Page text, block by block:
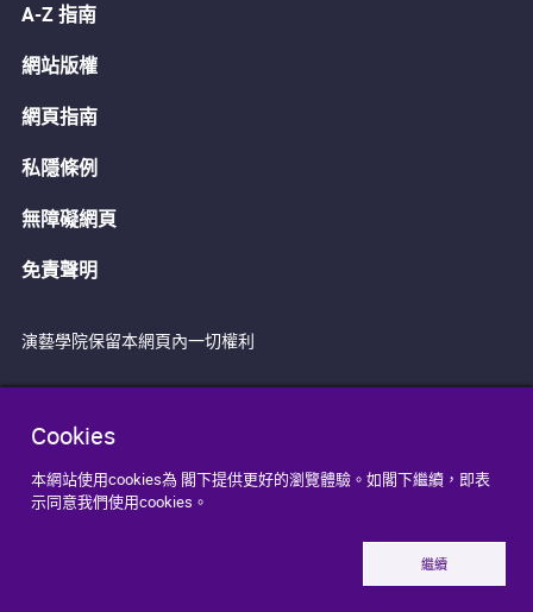
Cookies
本網站使用cookies為 閣下提供更好的瀏覽體驗。如閣下繼續，即表
示同意我們使用cookies。
繼續
A-Z 指南
網站版權
網頁指南
私隱條例
無障礙網頁
免責聲明
演藝學院保留本網頁內一切權利